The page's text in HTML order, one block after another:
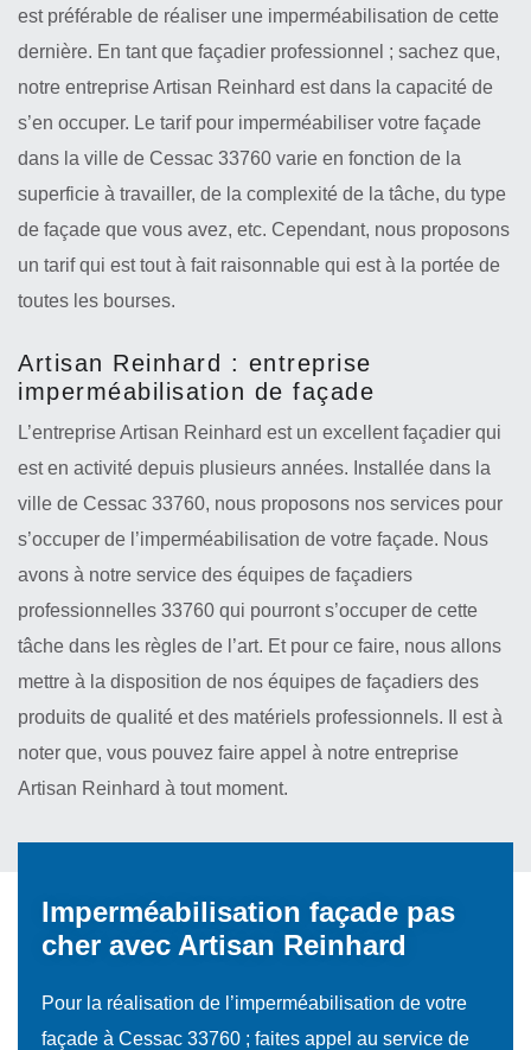
est préférable de réaliser une imperméabilisation de cette
dernière. En tant que façadier professionnel ; sachez que,
notre entreprise Artisan Reinhard est dans la capacité de
s’en occuper. Le tarif pour imperméabiliser votre façade
dans la ville de Cessac 33760 varie en fonction de la
superficie à travailler, de la complexité de la tâche, du type
de façade que vous avez, etc. Cependant, nous proposons
un tarif qui est tout à fait raisonnable qui est à la portée de
toutes les bourses.
Artisan Reinhard : entreprise
imperméabilisation de façade
L’entreprise Artisan Reinhard est un excellent façadier qui
est en activité depuis plusieurs années. Installée dans la
ville de Cessac 33760, nous proposons nos services pour
s’occuper de l’imperméabilisation de votre façade. Nous
avons à notre service des équipes de façadiers
professionnelles 33760 qui pourront s’occuper de cette
tâche dans les règles de l’art. Et pour ce faire, nous allons
mettre à la disposition de nos équipes de façadiers des
produits de qualité et des matériels professionnels. Il est à
noter que, vous pouvez faire appel à notre entreprise
Artisan Reinhard à tout moment.
Imperméabilisation façade pas
cher avec Artisan Reinhard
Pour la réalisation de l’imperméabilisation de votre
façade à Cessac 33760 ; faites appel au service de